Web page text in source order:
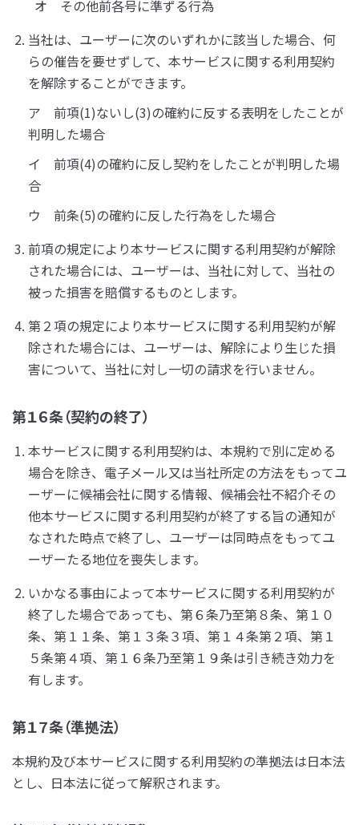
オ その他前各号に準ずる行為
当社は、ユーザーに次のいずれかに該当した場合、何
らの催告を要せずして、本サービスに関する利用契約
を解除することができます。
ア 前項(1)ないし(3)の確約に反する表明をしたことが
判明した場合
イ 前項(4)の確約に反し契約をしたことが判明した場
合
ウ 前条(5)の確約に反した行為をした場合
前項の規定により本サービスに関する利用契約が解除
された場合には、ユーザーは、当社に対して、当社の
被った損害を賠償するものとします。
第２項の規定により本サービスに関する利用契約が解
除された場合には、ユーザーは、解除により生じた損
害について、当社に対し一切の請求を行いません。
第１６条（契約の終了）
本サービスに関する利用契約は、本規約で別に定める
場合を除き、電子メール又は当社所定の方法をもってユ
ーザーに候補会社に関する情報、候補会社不紹介その
他本サービスに関する利用契約が終了する旨の通知が
なされた時点で終了し、ユーザーは同時点をもってユ
ーザーたる地位を喪失します。
いかなる事由によって本サービスに関する利用契約が
終了した場合であっても、第６条乃至第８条、第１０
条、第１１条、第１３条３項、第１４条第２項、第１
５条第４項、第１６条乃至第１９条は引き続き効力を
有します。
第１７条（準拠法）
本規約及び本サービスに関する利用契約の準拠法は日本法
とし、日本法に従って解釈されます。